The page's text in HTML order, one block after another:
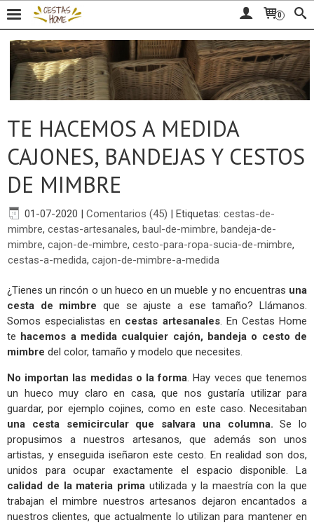
0
TE HACEMOS A MEDIDA
CAJONES, BANDEJAS Y CESTOS
DE MIMBRE
01-07-2020 | Comentarios (45) | Etiquetas: cestas-de-
mimbre, cestas-artesanales, baul-de-mimbre, bandeja-de-
mimbre, cajon-de-mimbre, cesto-para-ropa-sucia-de-mimbre,
cestas-a-medida, cajon-de-mimbre-a-medida
¿Tienes un rincón o un hueco en un mueble y no encuentras una
cesta de mimbre que se ajuste a ese tamaño? Llámanos.
Somos especialistas en cestas artesanales. En Cestas Home
te hacemos a medida cualquier cajón, bandeja o cesto de
mimbre del color, tamaño y modelo que necesites.
No importan las medidas o la forma. Hay veces que tenemos
un hueco muy claro en casa, que nos gustaría utilizar para
guardar, por ejemplo cojines, como en este caso. Necesitaban
una cesta semicircular que salvara una columna. Se lo
propusimos a nuestros artesanos, que además son unos
artistas, y enseguida iseñaron este cesto. En realidad son dos,
unidos para ocupar exactamente el espacio disponible. La
calidad de la materia prima utilizada y la maestría con la que
trabajan el mimbre nuestros artesanos dejaron encantados a
nuestros clientes, que actualmente lo utilizan para mantener en